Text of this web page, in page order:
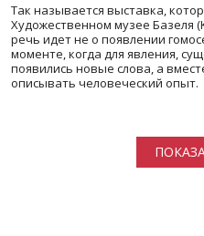
Так называется выставка,
Художественном музее Базеля
речь идет не о появлении
моменте, когда для явления,
появились новые слова, а
описывать человеческий опыт.